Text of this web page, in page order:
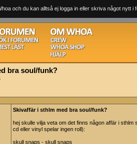
och du kan alltså ej logga in eller skriva något nytt
bra soul/funk?
Skivaffär i sthlm med bra soul/funk?
hej skulle vilja veta om det finns någon affär i
cd eller vinyl spelar ingen roll):
skull snaps - skull snaps